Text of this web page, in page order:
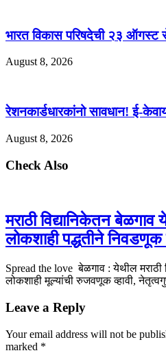
भारत विकास परिषदेची २३ ऑगस्ट
August 8, 2026
रेशनकार्डधारकांनो सावधान! ई-
August 8, 2026
Check Also
मराठी विद्यानिकेतन
लोकशाही पद्धतीने
Spread the love बेळगाव : येथील मराठी
लोकशाही मूल्यांची रुजवणूक व्हावी,
Leave a Reply
Your email address will not be
marked *